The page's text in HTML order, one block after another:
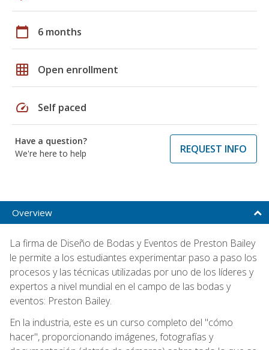
calendar_today 6 months
grid_on Open enrollment
speed Self paced
Have a question?
We're here to help
REQUEST INFO
Overview
La firma de Diseño de Bodas y Eventos de Preston Bailey
le permite a los estudiantes experimentar paso a paso los
procesos y las técnicas utilizadas por uno de los líderes y
expertos a nivel mundial en el campo de las bodas y
eventos: Preston Bailey.
En la industria, este es un curso completo del "cómo
hacer", proporcionando imágenes, fotografías y